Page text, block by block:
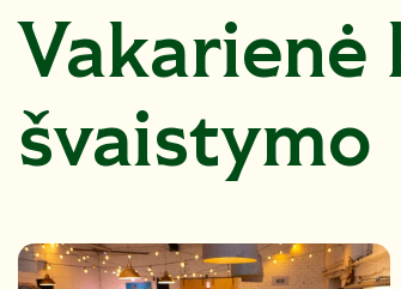
Vakarienė
švaistymo